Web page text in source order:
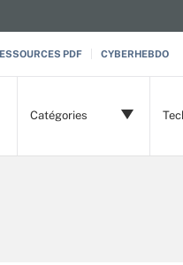
PDF CYBERHEBDO
Catégories